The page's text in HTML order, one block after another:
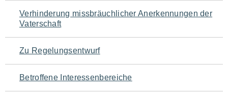
Navigation
für
den
Seiteninhalt
Verhinderung missbräuchlicher Anerkennungen der
Vaterschaft
Zu Regelungsentwurf
Betroffene Interessenbereiche